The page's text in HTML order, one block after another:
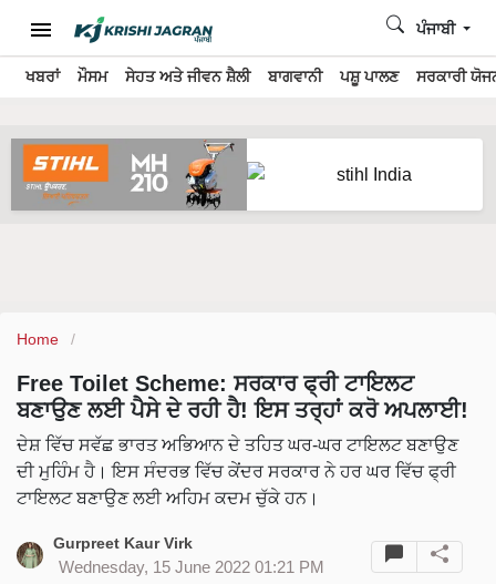
ਖਬਰਾਂ ਮੌਸਮ ਸੇਹਤ ਅਤੇ ਜੀਵਨ ਸ਼ੈਲੀ ਬਾਗਵਾਨੀ ਪਸ਼ੂ ਪਾਲਣ ਸਰਕਾਰੀ
ਪੰਜਾਬੀ
Home
Free Toilet Scheme: ਸਰਕਾਰ ਫ੍ਰੀ ਟਾਇਲਟ
ਬਣਾਉਣ ਲਈ ਪੈਸੇ ਦੇ ਰਹੀ ਹੈ! ਇਸ ਤਰ੍ਹਾਂ ਕਰੋ ਅਪਲਾਈ!
ਦੇਸ਼ ਵਿੱਚ ਸਵੱਛ ਭਾਰਤ ਅਭਿਆਨ ਦੇ ਤਹਿਤ ਘਰ-ਘਰ ਟਾਇਲਟ ਬਣਾਉਣ
ਦੀ ਮੁਹਿੰਮ ਹੈ। ਇਸ ਸੰਦਰਭ ਵਿੱਚ ਕੇਂਦਰ ਸਰਕਾਰ ਨੇ ਹਰ ਘਰ ਵਿੱਚ ਫ੍ਰੀ
ਟਾਇਲਟ ਬਣਾਉਣ ਲਈ ਅਹਿਮ ਕਦਮ ਚੁੱਕੇ ਹਨ।
Gurpreet Kaur Virk
Wednesday, 15 June 2022 01:21 PM